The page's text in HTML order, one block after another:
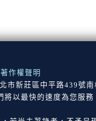
著作權聲明
市新莊區中平路439號南
以最快的速度為您服務